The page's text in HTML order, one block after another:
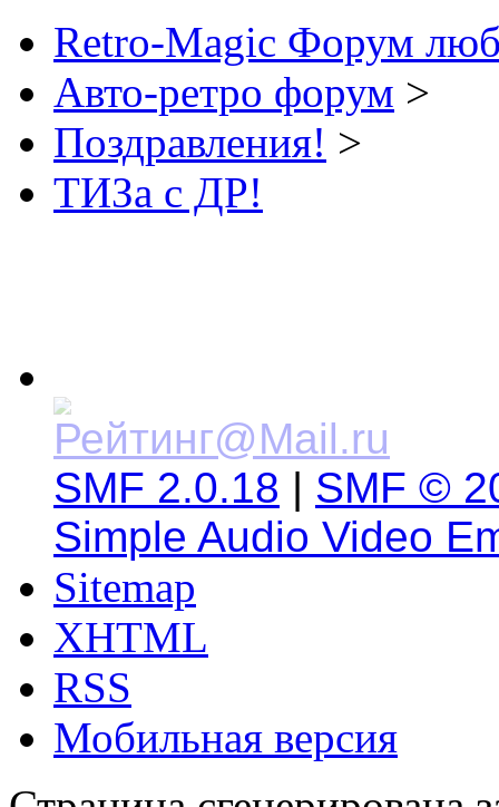
Retro-Magic Форум
Авто-ретро форум >
Поздравления! >
ТИЗа с ДР!
SMF 2.0.18 | SMF ©
Simple Audio Video
Sitemap
XHTML
RSS
Мобильная версия